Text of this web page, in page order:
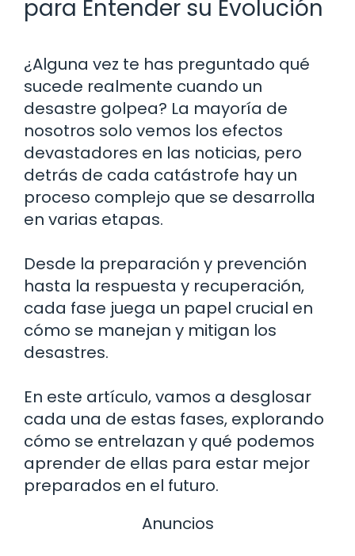
para Entender su Evolución
¿Alguna vez te has preguntado qué
sucede realmente cuando un
desastre golpea? La mayoría de
nosotros solo vemos los efectos
devastadores en las noticias, pero
detrás de cada catástrofe hay un
proceso complejo que se desarrolla
en varias etapas.
Desde la preparación y prevención
hasta la respuesta y recuperación,
cada fase juega un papel crucial en
cómo se manejan y mitigan los
desastres.
En este artículo, vamos a desglosar
cada una de estas fases, explorando
cómo se entrelazan y qué podemos
aprender de ellas para estar mejor
preparados en el futuro.
Anuncios